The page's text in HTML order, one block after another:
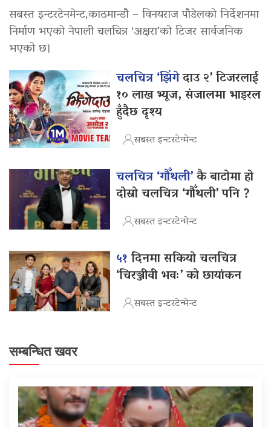
सबस्त इन्टरटेनमेन्ट,काठमान्डौ – विनयराज पौडेलको निर्देशनमा
निर्माण भएको नेपाली चलचित्र ‘अक्षरा’को टिजर सार्वजनिक
भएको छ।
चलचित्र ‘झिंगेदाउ २’ टिजरलाई
१० लाख भ्यूज, संजालमा भाइरल
हुँदैछ दृश्य
सबस्त इन्टरटेन्मेन्ट
चलचित्र ‘गौँथली’कै बाटोमा हो
दोस्रो चलचित्र ‘गौँथली’ पनि ?
सबस्त इन्टरटेन्मेन्ट
५१दिनमा सकियो चलचित्र
‘चिरञ्जीवी भवः’ को छायांकन
सबस्त इन्टरटेन्मेन्ट
सम्बन्धित खवर